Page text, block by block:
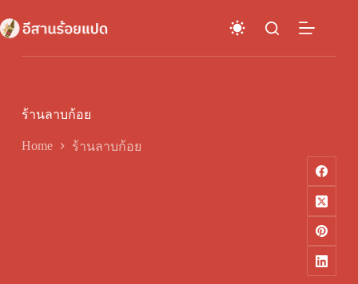
to
content
ร้านลาบก้อย
Home ร้านลาบก้อย